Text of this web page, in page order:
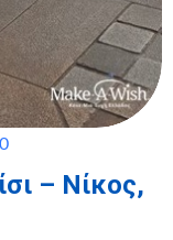
– Νίκος,